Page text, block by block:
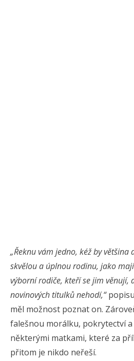
„Řeknu vám jedno, kéž by většina
skvělou a úplnou rodinu, jako
výborní rodiče, kteří se jim věnují,
novinových titulků nehodí,“
měl možnost poznat on.
falešnou morálku, pokrytectví
některými matkami, které za
přitom je nikdo neřeší.